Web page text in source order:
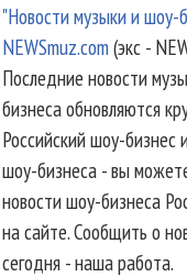
"Новости музыки и шоу-
NEWSmuz.com(экс -
Последние новости
бизнеса обновляются
Российский шоу-бизнес
шоу-бизнеса - вы
новости шоу-бизнеса
на сайте. Сообщить о
сегодня - наша работа.